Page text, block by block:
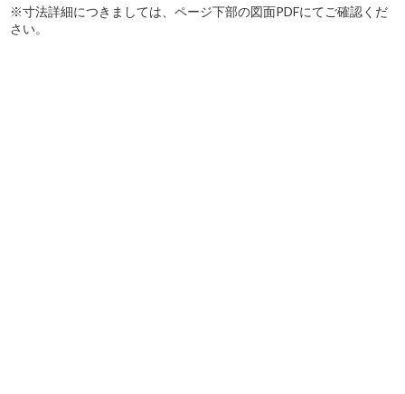
※寸法詳細につきましては、ページ下部の図面PDFにてご確認くだ
さい。